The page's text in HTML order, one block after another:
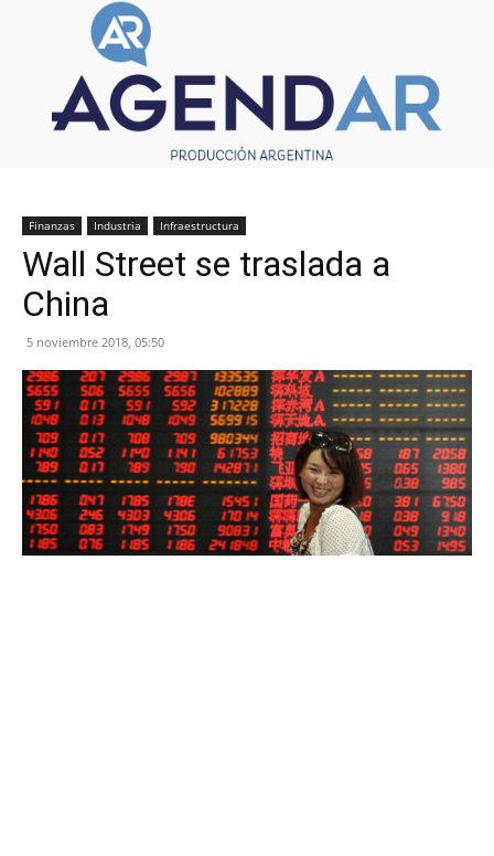
Finanzas Industria Infraestructura
Wall Street se traslada a
China
5 noviembre 2018, 05:50